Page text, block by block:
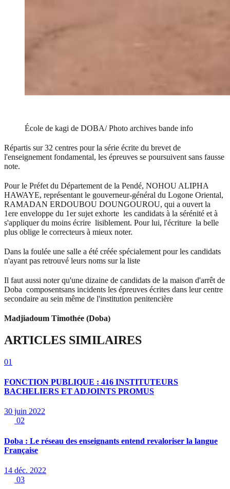
École de kagi de DOBA/ Photo archives bande info
Répartis sur 32 centres pour la série écrite du brevet de
l'enseignement fondamental, les épreuves se poursuivent sans fausse
note.
Pour le Préfet du Département de la Pendé, NOHOU ALIPHA
HAWAYE, représentant le gouverneur-général du Logone Oriental,
RAMADAN ERDOUBOU DOUNGOUROU, qui a ouvert la
1ere enveloppe du 1er sujet exhorte les candidats à la sérénité et à
s'appliquer du moins écrire lisiblement. Pour lui, l'écriture la belle
plus oblige le correcteurs à mieux noter.
Dans la foulée une salle a été créée spécialement pour les candidats
n'ayant pas retrouvé leurs noms sur la liste
Il faut aussi noter qu'une dizaine de candidats de la maison d'arrêt de
Doba composentsans incidents les épreuves écrites dans leur centre
secondaire au sein même de l'institution penitencière
Madjiadoum Timothée (Doba)
ARTICLES SIMILAIRES
01
FONCTION PUBLIQUE : 416 INSTITUTEURS
BACHELIERS ET ADJOINTS PROMUS
30 juin 2022
02
Doba : Le réseau des enseignants entend revaloriser la langue
Française
14 déc. 2022
03